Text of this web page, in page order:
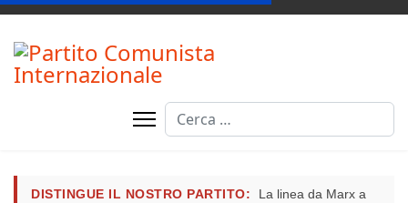
Cerca
DISTINGUE IL NOSTRO PARTITO:
La linea da Marx a